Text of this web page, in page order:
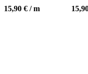
15,90 € /m